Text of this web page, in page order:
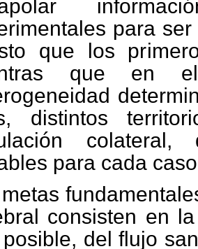
para
que los
que en
distintos
colateral,
para cada
consisten en
del flujo